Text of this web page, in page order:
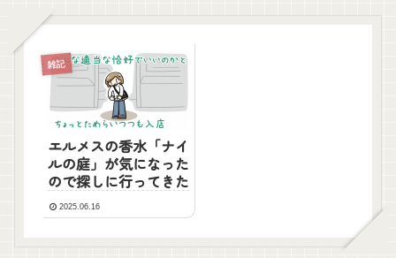
雑記
エルメスの香水「ナイ
ルの庭」が気になった
ので探しに行ってきた
2025.06.16